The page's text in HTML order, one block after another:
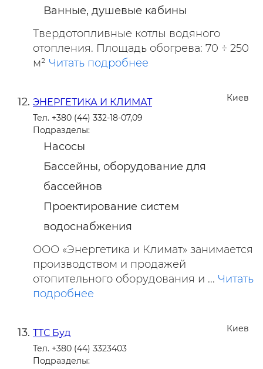
Ванные, душевые кабины
Твердотопливные котлы водяного
отопления. Площадь обогрева: 70 ÷ 250
м² Читать подробнее
Киев
ЭНЕРГЕТИКА И КЛИМАТ
Тел. +380 (44) 332-18-07,09
Подразделы:
Насосы
Бассейны, оборудование для
бассейнов
Проектирование систем
водоснабжения
ООО «Энергетика и Климат» занимается
производством и продажей
отопительного оборудования и ... Читать
подробнее
Киев
ТТС Буд
Тел. +380 (44) 3323403
Подразделы: